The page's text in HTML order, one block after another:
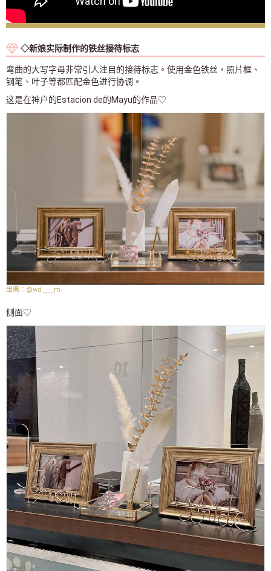
◇新娘实际制作的铁丝接待标志
弯曲的大写字母非常引人注目的接待标志。使用金色铁丝，照片框、
钢笔、叶子等都匹配金色进行协调。
这是在神户的Estacion de的Mayu的作品♡
@wd____m
侧面♡